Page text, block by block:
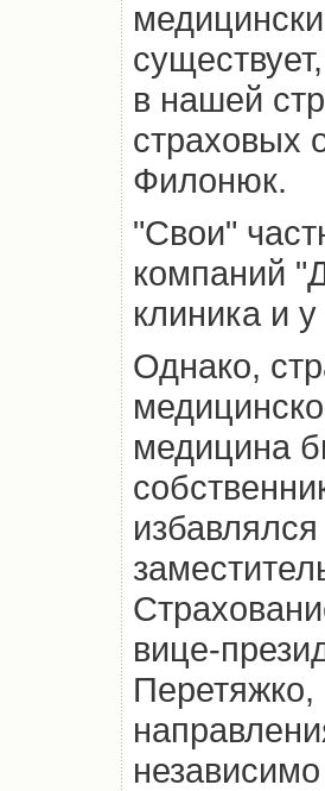
в нашей
страховых
Филонюк.
"Свои"
компаний
клиника и
Однако,
медицина
вице-